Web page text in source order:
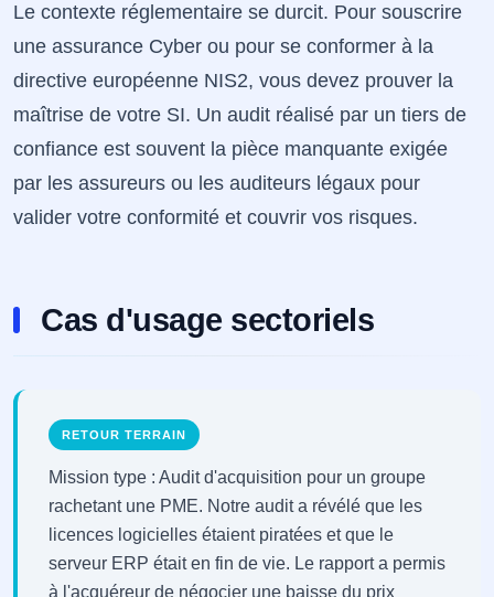
Le contexte réglementaire se durcit. Pour souscrire
une assurance Cyber ou pour se conformer à la
directive européenne NIS2, vous devez prouver la
maîtrise de votre SI. Un audit réalisé par un tiers de
confiance est souvent la pièce manquante exigée
par les assureurs ou les auditeurs légaux pour
valider votre conformité et couvrir vos risques.
Cas d'usage sectoriels
RETOUR TERRAIN
Mission type : Audit d'acquisition pour un groupe
rachetant une PME. Notre audit a révélé que les
licences logicielles étaient piratées et que le
serveur ERP était en fin de vie. Le rapport a permis
à l'acquéreur de négocier une baisse du prix